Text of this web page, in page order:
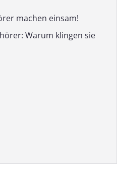
machen einsam!
Warum klingen sie